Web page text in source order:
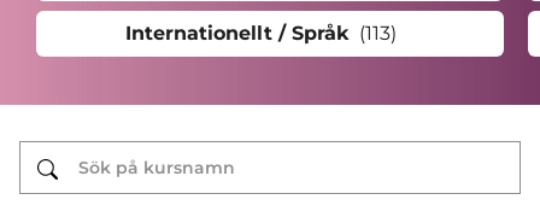
Internationellt / Språk (113)